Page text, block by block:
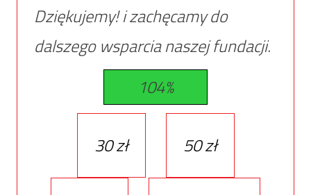
Dziękujemy! i zachęcamy do
dalszego wsparcia naszej fundacji.
104%
30 zł 50 zł